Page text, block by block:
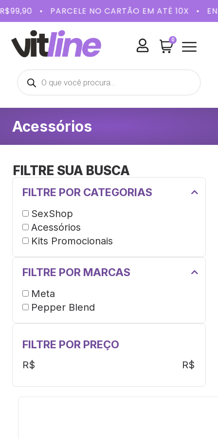
R$99,90 • PARCELE NO CARTÃO EM ATÉ 10X •
0
Acessórios
FILTRE SUA BUSCA
FILTRE POR CATEGORIAS
SexShop
Acessórios
Kits Promocionais
FILTRE POR MARCAS
Meta
Pepper Blend
FILTRE POR PREÇO
R$ R$